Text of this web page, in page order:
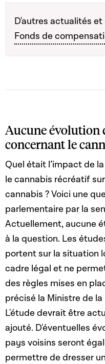
D'autres actualités
Fonds de
Aucune évolution
concernant le
Quel était l’impact de
le cannabis récréatif
cannabis ? Voici une
parlementaire par la
Actuellement, aucune
à la question. Les
portent sur la situation
cadre légal et ne
des règles mises en
précisé la Ministre de
L'étude devrait être
ajouté. D'éventuelles
pays voisins seront
permettre de dresser